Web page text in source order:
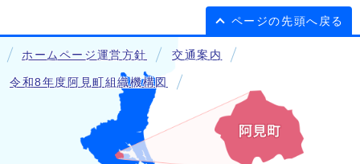
ページの先頭へ戻る
ホームページ運営方針 交通案内
令和8年度阿見町組織機構図